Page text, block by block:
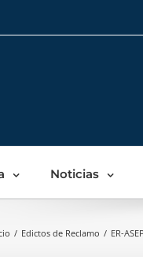
Noticias
/ Edictos de Reclamo / ER-